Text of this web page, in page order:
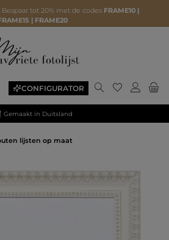
Bespaar tot 20% met de codes FRAME10 |
| FRAME20
CONFIGURATOR
Gemaakt in Duitsland
lijsten op maat